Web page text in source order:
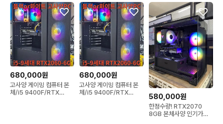
680,000원
고사양 게이밍 컴퓨터 본
체/i5 9400F/RTX
680,000원
고사양 게이밍 컴퓨터 본
체/i5 9400F/RTX
580,000원
한정수량! RTX2070
8GB 본체사양 인기가성